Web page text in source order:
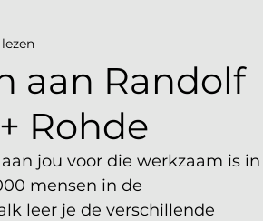
aan Randolf
Rohde
jou voor die werkzaam is in
mensen in de
leer je de verschillende